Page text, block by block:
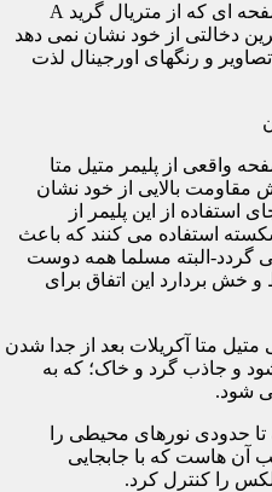
4-عدم تغییر رنگ تصاویر محافظ صفحه ای که از متریال گرید A
دخالتی از خود نشان نمی دهد
و رنگهای اورجینال لذت
واقعی از پلیمر متیل متا
بالایی از خود نشان
استفاده از این پلیمر از
استفاده می کنند که باعث
البته مسلما همه دوست
و خش بردارد این اتفاق برای
متا آکریلات بعد از جدا شدن
و جاذب گرد و خاک؛ که به
شود.
حدودی نورهای محیطی را
آن هاست که با جابجایی
را کنترل کرد.